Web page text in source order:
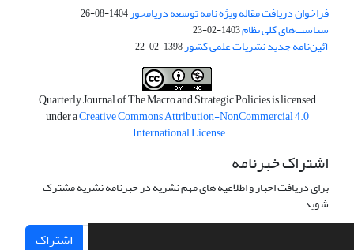
فراخوان دریافت مقاله ویژه نامه توسعه دریامحور1404-08-26
سیاست‌های کلی نظام1403-02-23
آئین‌نامه جدید نشریات علمی کشور1398-02-22
Quarterly Journal of The Macro and Strategic Policies is licensed
under aCreative Commons Attribution-NonCommercial 4.0
International License
.
اشتراک خبرنامه
برای دریافت اخبار و اطلاعیه های مهم نشریه در خبرنامه نشریه مشترک
شوید.
اشتراک